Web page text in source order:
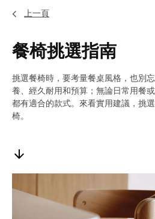
上一頁
餐椅挑選指南
挑選餐椅時，要考量餐桌風格，也別
養、經久耐用和預算；無論日常用餐
都有適合的款式。來看實用建議，挑
椅。